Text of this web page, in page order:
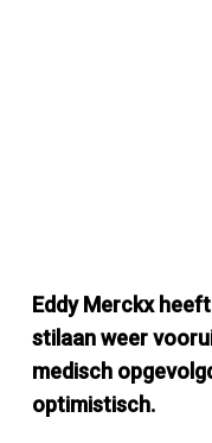
Eddy Merckx
stilaan weer
medisch
optimistisch.